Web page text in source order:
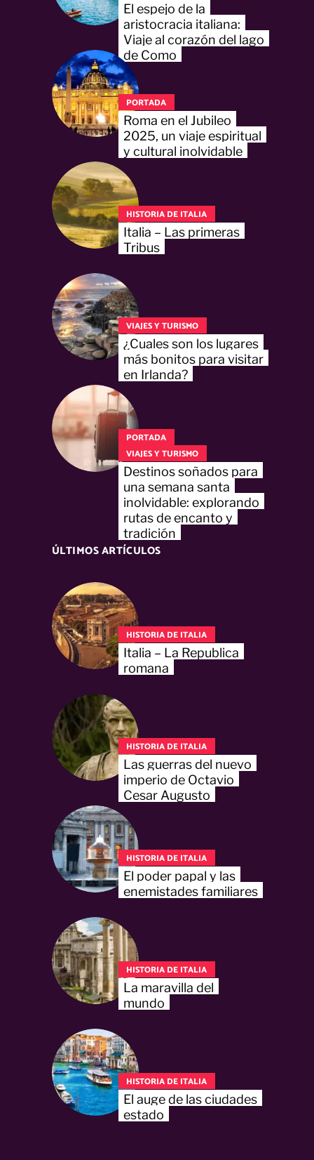
El espejo de la
aristocracia italiana:
Viaje al corazón del lago
de Como
PORTADA
Roma en el Jubileo
2025, un viaje espiritual
y cultural inolvidable
HISTORIA DE ITALIA
Italia – Las primeras
Tribus
VIAJES Y TURISMO
¿Cuales son los lugares
más bonitos para visitar
en Irlanda?
PORTADA
VIAJES Y TURISMO
Destinos soñados para
una semana santa
inolvidable: explorando
rutas de encanto y
tradición
ÚLTIMOS ARTÍCULOS
HISTORIA DE ITALIA
Italia – La Republica
romana
HISTORIA DE ITALIA
Las guerras del nuevo
imperio de Octavio
Cesar Augusto
HISTORIA DE ITALIA
El poder papal y las
enemistades familiares
HISTORIA DE ITALIA
La maravilla del
mundo
HISTORIA DE ITALIA
El auge de las ciudades
estado